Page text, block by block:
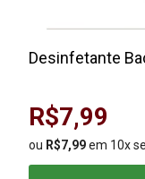
Desinfetante
R$7,99
ou R$7,99em 10x